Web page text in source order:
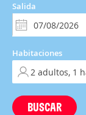
Salida
Habitaciones
BUSCAR